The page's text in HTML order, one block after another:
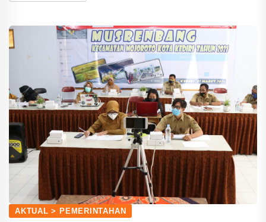
AKTUAL > PEMERINTAHAN